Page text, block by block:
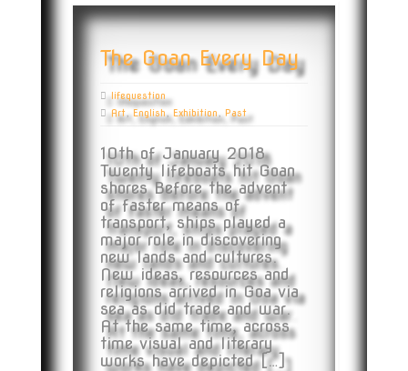
The Goan Every Day
lifequestion
Art, English, Exhibition, Past
10th of January 2018
Twenty lifeboats hit Goan
shores Before the advent
of faster means of
transport, ships played a
major role in discovering
new lands and cultures.
New ideas, resources and
religions arrived in Goa via
sea as did trade and war.
At the same time, across
time visual and literary
works have depicted […]